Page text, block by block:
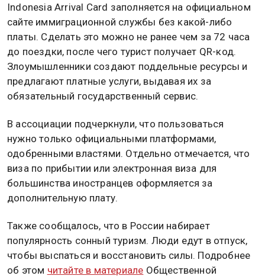
Indonesia Arrival Card заполняется на официальном
сайте иммиграционной службы без какой-либо
платы. Сделать это можно не ранее чем за 72 часа
до поездки, после чего турист получает QR-код.
Злоумышленники создают поддельные ресурсы и
предлагают платные услуги, выдавая их за
обязательный государственный сервис.
В ассоциации подчеркнули, что пользоваться
нужно только официальными платформами,
одобренными властями. Отдельно отмечается, что
виза по прибытии или электронная виза для
большинства иностранцев оформляется за
дополнительную плату.
Также сообщалось, что в России набирает
популярность сонный туризм. Люди едут в отпуск,
чтобы выспаться и восстановить силы. Подробнее
об этом читайте в материале Общественной